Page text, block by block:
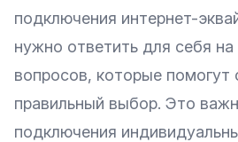
подключения интернет-
нужно ответить для себя на
вопросов, которые помогут
правильный выбор. Это
подключения